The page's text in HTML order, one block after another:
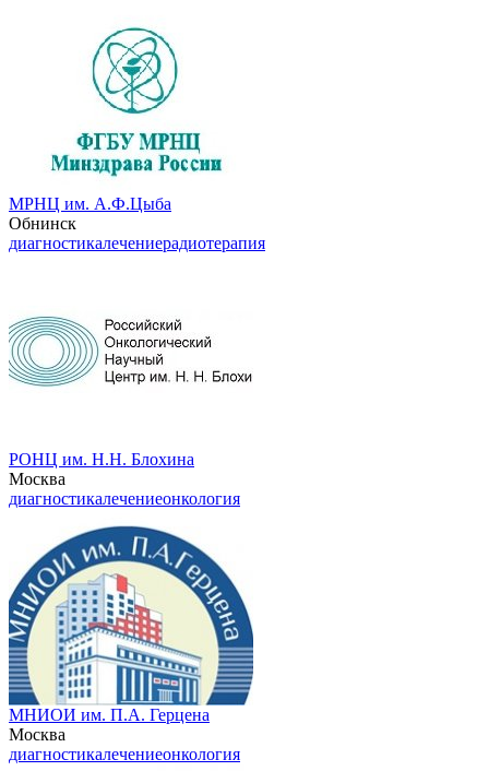
МРНЦ им. А.Ф.Цыба
Обнинск
диагностикалечениерадиотерапия
РОНЦ им. Н.Н. Блохина
Москва
диагностикалечениеонкология
МНИОИ им. П.А. Герцена
Москва
диагностикалечениеонкология